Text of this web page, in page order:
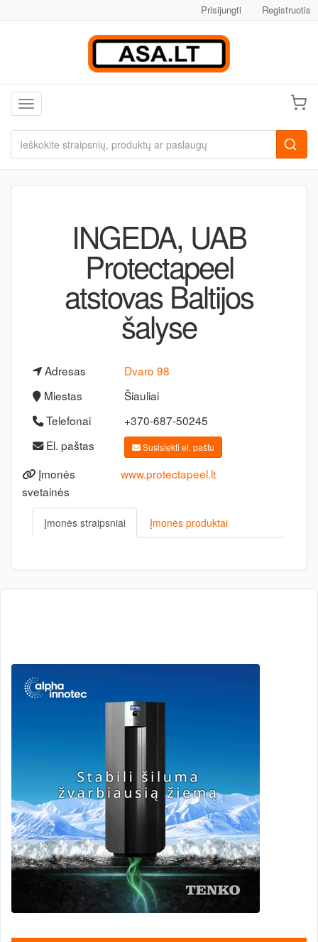
Prisijungti Registruotis
Toggle navigation
INGEDA, UAB
Protectapeel
atstovas Baltijos
šalyse
Adresas
Dvaro 98
Miestas
Šiauliai
Telefonai
+370-687-50245
El. paštas
Susisiekti el. paštu
Įmonės
svetainės
www.protectapeel.lt
Įmonės straipsniai Įmonės produktai